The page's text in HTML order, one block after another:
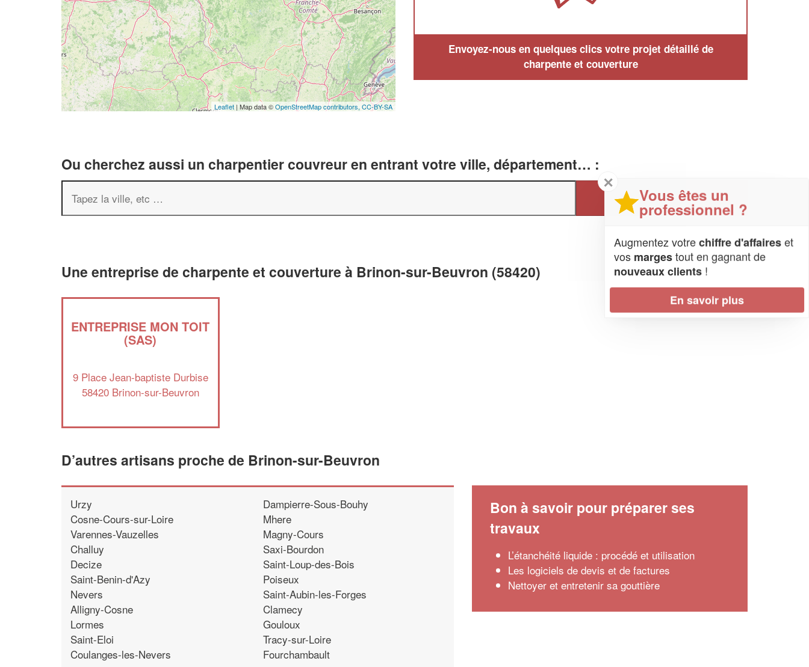
Leaflet | Map data ©OpenStreetMap contributors, CC-BY-SA
Envoyez-nous en quelques clics votre projet détaillé de
charpente et couverture
Ou cherchez aussi un charpentier couvreur en entrant votre ville, département… :
Une entreprise de charpente et couverture à Brinon-sur-Beuvron (58420)
ENTREPRISE MON TOIT
(SAS)
9 Place Jean-baptiste Durbise
58420 Brinon-sur-Beuvron
D’autres artisans proche de Brinon-sur-Beuvron
Urzy
Cosne-Cours-sur-Loire
Varennes-Vauzelles
Challuy
Decize
Saint-Benin-d'Azy
Nevers
Alligny-Cosne
Lormes
Saint-Eloi
Coulanges-les-Nevers
Dampierre-Sous-Bouhy
Mhere
Magny-Cours
Saxi-Bourdon
Saint-Loup-des-Bois
Poiseux
Saint-Aubin-les-Forges
Clamecy
Gouloux
Tracy-sur-Loire
Fourchambault
Bon à savoir pour préparer ses
travaux
L’étanchéité liquide : procédé et utilisation
Les logiciels de devis et de factures
Nettoyer et entretenir sa gouttière
✕
Vous êtes un
professionnel ?
Augmentez votrechiffre d'affaireset
vos margestout en gagnant de
nouveaux clients !
En savoir plus